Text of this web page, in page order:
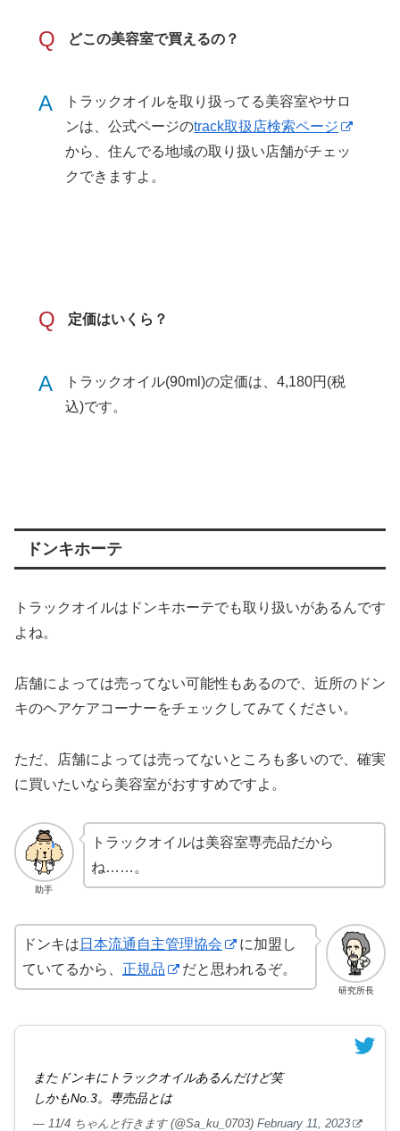
Q どこの美容室で買えるの？
A
トラックオイルを取り扱ってる美容室やサロ
ンは、公式ページのtrack取扱店検索ページ
から、住んでる地域の取り扱い店舗がチェッ
クできますよ。
Q 定価はいくら？
A
トラックオイル(90ml)の定価は、4,180円(税
込)です。
ドンキホーテ
トラックオイルはドンキホーテでも取り扱いがあるんです
よね。
店舗によっては売ってない可能性もあるので、近所のドン
キのヘアケアコーナーをチェックしてみてください。
ただ、店舗によっては売ってないところも多いので、確実
に買いたいなら美容室がおすすめですよ。
助手
トラックオイルは美容室専売品だから
ね……。
研究所長
ドンキは 日本流通自主管理協会
に加盟し
ていてるから、 正規品 だと思われるぞ。
またドンキにトラックオイルあるんだけど笑
しかもNo.3。専売品とは
— 11/4 ちゃんと行きます (@Sa_ku_0703) February 11, 2023